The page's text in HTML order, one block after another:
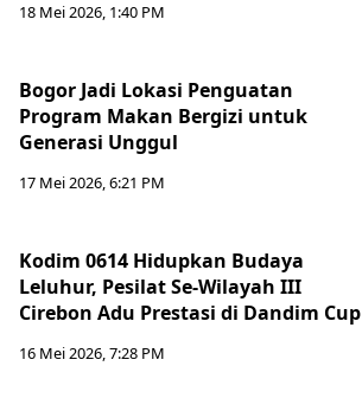
18 Mei 2026, 1:40 PM
Bogor Jadi Lokasi Penguatan
Program Makan Bergizi untuk
Generasi Unggul
17 Mei 2026, 6:21 PM
Kodim 0614 Hidupkan Budaya
Leluhur, Pesilat Se-Wilayah III
Cirebon Adu Prestasi di Dandim Cup
16 Mei 2026, 7:28 PM